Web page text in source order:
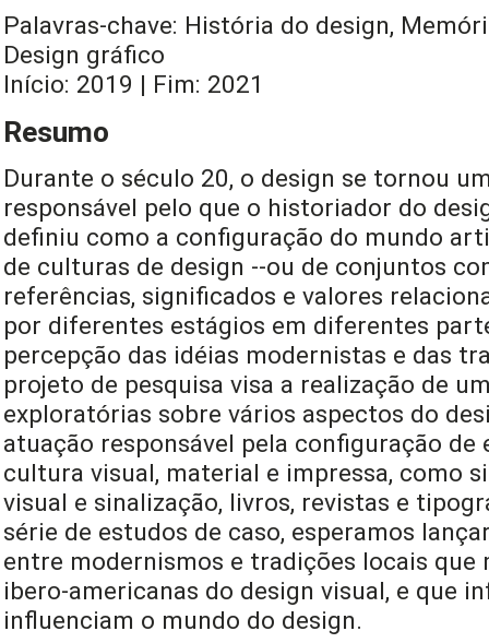
Palavras-chave: História do design,
Design gráfico
Início: 2019 | Fim: 2021
Resumo
Durante o século 20, o design se tornou
responsável pelo que o historiador do
definiu como a configuração do mundo
de culturas de design --ou de conjuntos
referências, significados e valores
por diferentes estágios em diferentes
percepção das idéias modernistas e das
projeto de pesquisa visa a realização de
exploratórias sobre vários aspectos do
atuação responsável pela configuração de
cultura visual, material e impressa, como
visual e sinalização, livros, revistas e
série de estudos de caso, esperamos
entre modernismos e tradições locais que
ibero-americanas do design visual, e que
influenciam o mundo do design.